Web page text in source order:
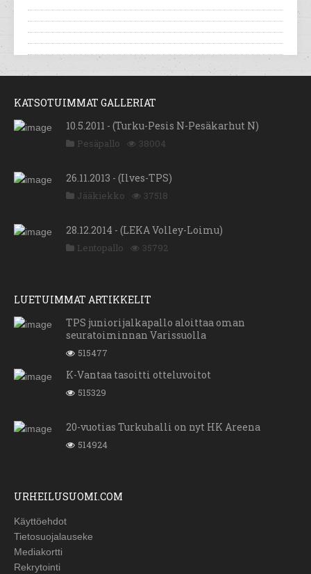
KATSOTUIMMAT GALLERIAT
10.5.2011 - (Turku-Pesis N-Pesäkarhut N)
Pesäpallo 38004
26.11.2013 - (Ilves-TPS)
Jääkiekko 37518
28.12.2014 - (LEKA Volley-Loimu)
Lentopallo 35792
LUETUIMMAT ARTIKKELIT
TPS juniorijalkapallo aloittaa oman
seuratoiminnan Varissuolla
515477
K-Vantaa tasoitti otteluvoitot
515329
20-vuotias Turkuhalli on nyt HK Areena
514924
URHEILUSUOMI.COM
Käyttöehdot
Tietosuojalauseke
Mediakortti
Rekrytointi